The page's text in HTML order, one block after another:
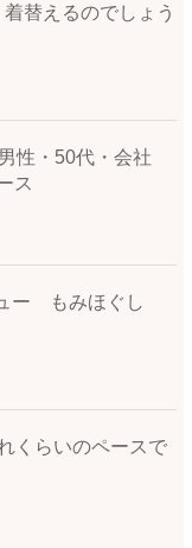
替えるのでしょう
性・50代・会社
ス
ー もみほぐし
くらいのペースで